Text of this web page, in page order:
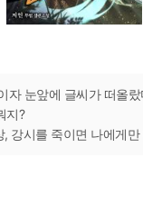
자 눈앞에 글씨가 떠올랐
지?
, 강시를 죽이면 나에게